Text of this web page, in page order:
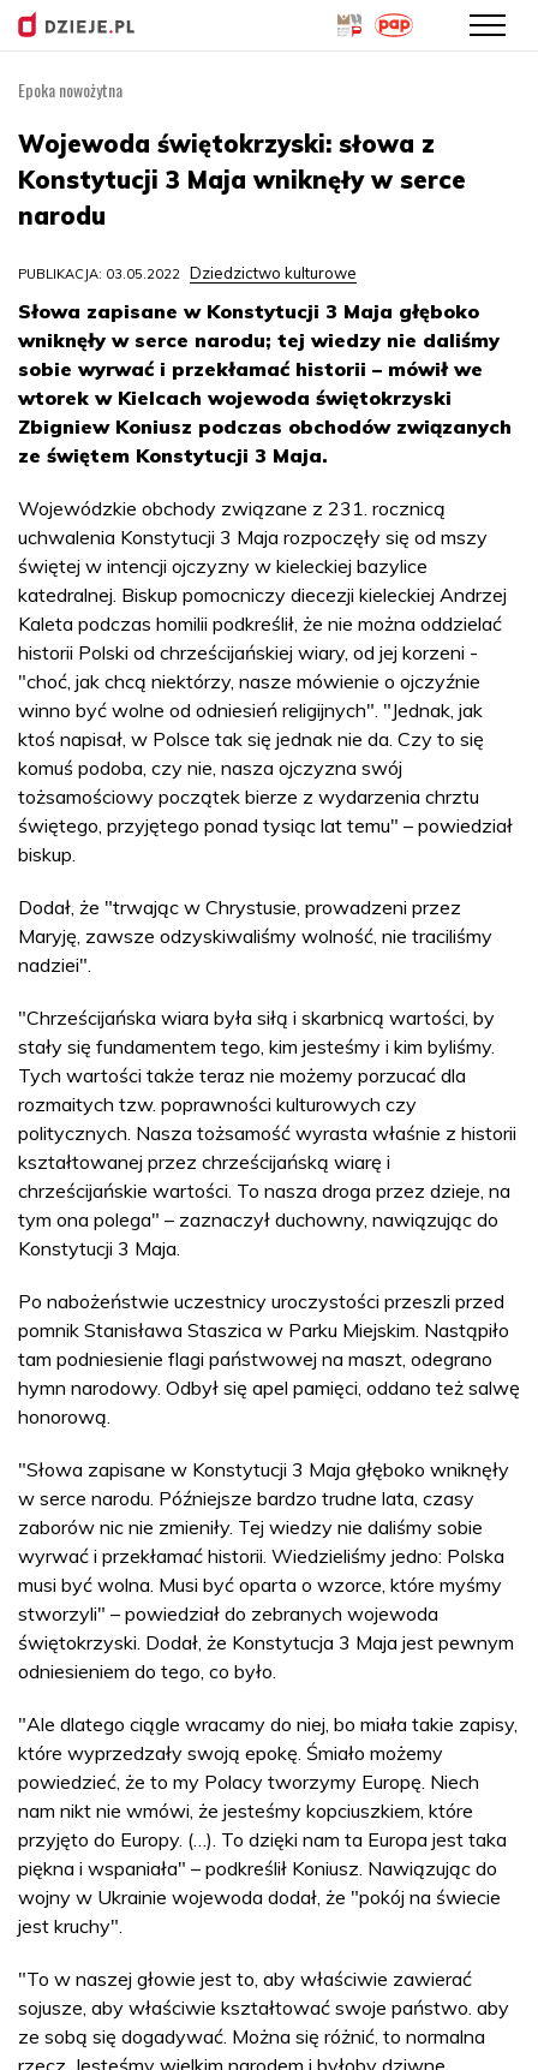
treści
Epoka nowożytna
Wojewoda świętokrzyski: słowa z
Konstytucji 3 Maja wniknęły w serce
narodu
PUBLIKACJA: 03.05.2022 Dziedzictwo kulturowe
Słowa zapisane w Konstytucji 3 Maja głęboko
wniknęły w serce narodu; tej wiedzy nie daliśmy
sobie wyrwać i przekłamać historii – mówił we
wtorek w Kielcach wojewoda świętokrzyski
Zbigniew Koniusz podczas obchodów związanych
ze świętem Konstytucji 3 Maja.
Wojewódzkie obchody związane z 231. rocznicą
uchwalenia Konstytucji 3 Maja rozpoczęły się od mszy
świętej w intencji ojczyzny w kieleckiej bazylice
katedralnej. Biskup pomocniczy diecezji kieleckiej Andrzej
Kaleta podczas homilii podkreślił, że nie można oddzielać
historii Polski od chrześcijańskiej wiary, od jej korzeni -
"choć, jak chcą niektórzy, nasze mówienie o ojczyźnie
winno być wolne od odniesień religijnych". "Jednak, jak
ktoś napisał, w Polsce tak się jednak nie da. Czy to się
komuś podoba, czy nie, nasza ojczyzna swój
tożsamościowy początek bierze z wydarzenia chrztu
świętego, przyjętego ponad tysiąc lat temu" – powiedział
biskup.
Dodał, że "trwając w Chrystusie, prowadzeni przez
Maryję, zawsze odzyskiwaliśmy wolność, nie traciliśmy
nadziei".
"Chrześcijańska wiara była siłą i skarbnicą wartości, by
stały się fundamentem tego, kim jesteśmy i kim byliśmy.
Tych wartości także teraz nie możemy porzucać dla
rozmaitych tzw. poprawności kulturowych czy
politycznych. Nasza tożsamość wyrasta właśnie z historii
kształtowanej przez chrześcijańską wiarę i
chrześcijańskie wartości. To nasza droga przez dzieje, na
tym ona polega" – zaznaczył duchowny, nawiązując do
Konstytucji 3 Maja.
Po nabożeństwie uczestnicy uroczystości przeszli przed
pomnik Stanisława Staszica w Parku Miejskim. Nastąpiło
tam podniesienie flagi państwowej na maszt, odegrano
hymn narodowy. Odbył się apel pamięci, oddano też salwę
honorową.
"Słowa zapisane w Konstytucji 3 Maja głęboko wniknęły
w serce narodu. Późniejsze bardzo trudne lata, czasy
zaborów nic nie zmieniły. Tej wiedzy nie daliśmy sobie
wyrwać i przekłamać historii. Wiedzieliśmy jedno: Polska
musi być wolna. Musi być oparta o wzorce, które myśmy
stworzyli" – powiedział do zebranych wojewoda
świętokrzyski. Dodał, że Konstytucja 3 Maja jest pewnym
odniesieniem do tego, co było.
"Ale dlatego ciągle wracamy do niej, bo miała takie zapisy,
które wyprzedzały swoją epokę. Śmiało możemy
powiedzieć, że to my Polacy tworzymy Europę. Niech
nam nikt nie wmówi, że jesteśmy kopciuszkiem, które
przyjęto do Europy. (…). To dzięki nam ta Europa jest taka
piękna i wspaniała" – podkreślił Koniusz. Nawiązując do
wojny w Ukrainie wojewoda dodał, że "pokój na świecie
jest kruchy".
"To w naszej głowie jest to, aby właściwie zawierać
sojusze, aby właściwie kształtować swoje państwo. aby
ze sobą się dogadywać. Można się różnić, to normalna
rzecz. Jesteśmy wielkim narodem i byłoby dziwne,